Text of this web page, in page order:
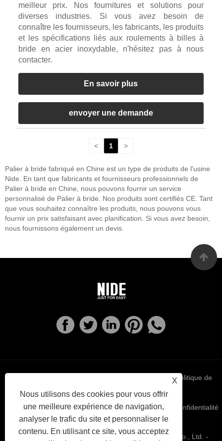
meilleur prix. Nos fournitures et solutions pour
diverses industries. Si vous avez besoin de
connaître les fournisseurs, les fabricants, les produits
et les spécifications liés aux roulements à billes à
bride en acier inoxydable, n'hésitez pas à nous
contacter.
En savoir plus
envoyer une demande
< 1 >
Palier à bride fabriqué en Chine est un type de produits de l'usine
Nide. En tant que fabricants et fournisseurs professionnels de
Palier à bride en Chine, nous pouvons fournir un service
personnalisé de Palier à bride. Nos produits sont certifiés CE. Tant
que vous souhaitez connaître les produits, nous pouvons vous
fournir un prix satisfaisant avec planification. Si vous avez besoin,
nous fournissons également un devis.
X
Nous utilisons des cookies pour vous offrir
une meilleure expérience de navigation,
analyser le trafic du site et personnaliser le
contenu. En utilisant ce site, vous acceptez
politique de
confidentialité
Copyright © 2022 Ningbo Haishu Nide International Co., Ltd. -